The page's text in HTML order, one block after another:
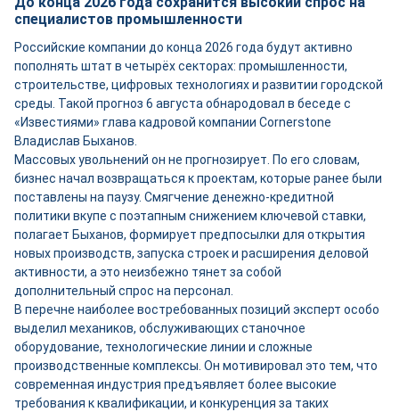
специалистов промышленности
Российские компании до конца 2026 года будут активно
пополнять штат в четырёх секторах: промышленности,
строительстве, цифровых технологиях и развитии городской
среды. Такой прогноз 6 августа обнародовал в беседе с
«Известиями» глава кадровой компании Cornerstone
Владислав Быханов.
Массовых увольнений он не прогнозирует. По его словам,
бизнес начал возвращаться к проектам, которые ранее были
поставлены на паузу. Смягчение денежно-кредитной
политики вкупе с поэтапным снижением ключевой ставки,
полагает Быханов, формирует предпосылки для открытия
новых производств, запуска строек и расширения деловой
активности, а это неизбежно тянет за собой
дополнительный спрос на персонал.
В перечне наиболее востребованных позиций эксперт особо
выделил механиков, обслуживающих станочное
оборудование, технологические линии и сложные
производственные комплексы. Он мотивировал это тем, что
современная индустрия предъявляет более высокие
требования к квалификации, и конкуренция за таких